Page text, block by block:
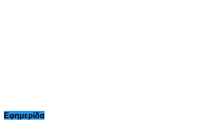
Εφημερίδα